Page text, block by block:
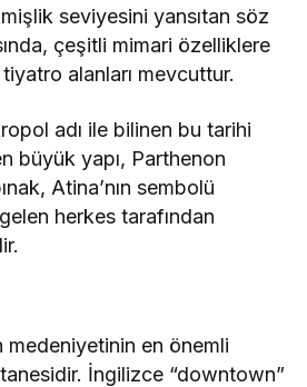
seviyesini yansıtan söz
çeşitli mimari özelliklere
alanları mevcuttur.
adı ile bilinen bu tarihi
büyük yapı, Parthenon
Atina’nın sembolü
herkes tarafından
en önemli
İngilizce “downtown”